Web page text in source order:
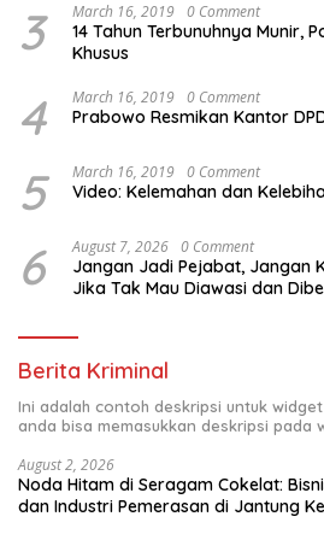
3 March 16, 2019 0 Comment
14 Tahun Terbunuhnya Munir,
Khusus
4 March 16, 2019 0 Comment
Prabowo Resmikan Kantor
5 March 16, 2019 0 Comment
Video: Kelemahan dan
6 August 7, 2026 0 Comment
Jangan Jadi Pejabat, Jangan
Jika Tak Mau Diawasi dan
Berita Kriminal
Ini adalah contoh deskripsi untuk
anda bisa memasukkan deskripsi pada
August 2, 2026
Noda Hitam di Seragam Cokelat:
dan Industri Pemerasan di Jantung